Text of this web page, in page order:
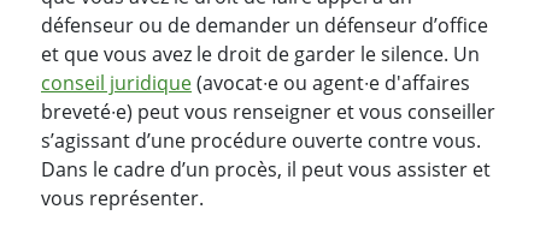
défenseur ou de demander un défenseur d’office
et que vous avez le droit de garder le silence. Un
conseil juridique(avocat∙e ou agent∙e d'affaires
breveté∙e) peut vous renseigner et vous conseiller
s’agissant d’une procédure ouverte contre vous.
Dans le cadre d’un procès, il peut vous assister et
vous représenter.